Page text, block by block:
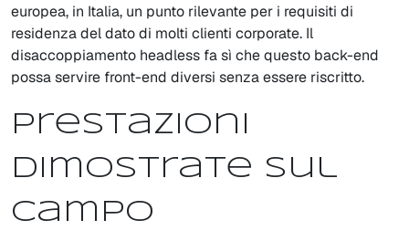
europea, in Italia, un punto rilevante per i requisiti di
residenza del dato di molti clienti corporate. Il
disaccoppiamento headless fa sì che questo back-end
possa servire front-end diversi senza essere riscritto.
Prestazioni
dimostrate sul
campo